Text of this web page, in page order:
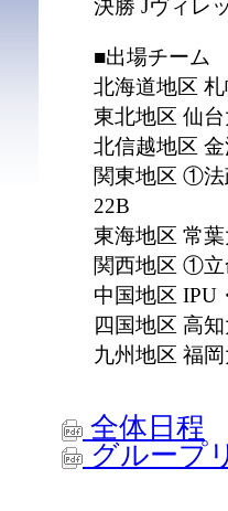
決勝 Jヴィレ
■出場チーム
北海道地区
東北地区 仙
北信越地区
関東地区 ①法
22B
東海地区 常
関西地区 ①
中国地区 IPU
四国地区 ⾼
九州地区 福
全体日程
グループ